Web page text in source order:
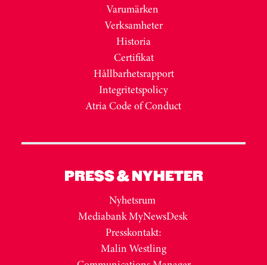
Varumärken
Verksamheter
Historia
Certifikat
Hållbarhetsrapport
Integritetspolicy
Atria Code of Conduct
PRESS & NYHETER
Nyhetsrum
Mediabank MyNewsDesk
Presskontakt:
Malin Westling